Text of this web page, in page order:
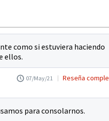
como si estuviera haciendo
ellos.
07/May/21 Reseña
para consolarnos.